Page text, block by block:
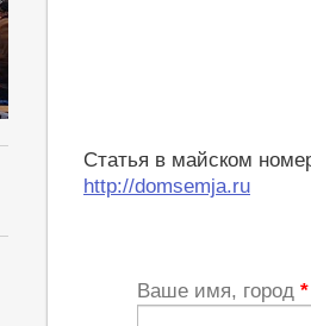
Статья в майском
http://domsemja.ru
Ваше имя, город *